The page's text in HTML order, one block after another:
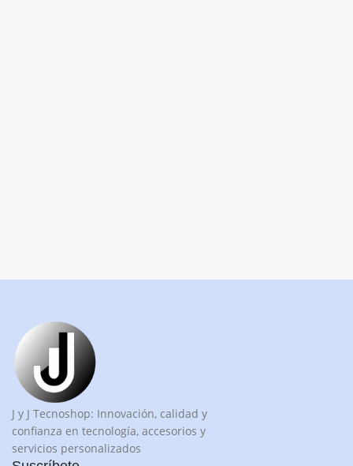
J y J Tecnoshop: Innovación, calidad y
confianza en tecnología, accesorios y
servicios personalizados